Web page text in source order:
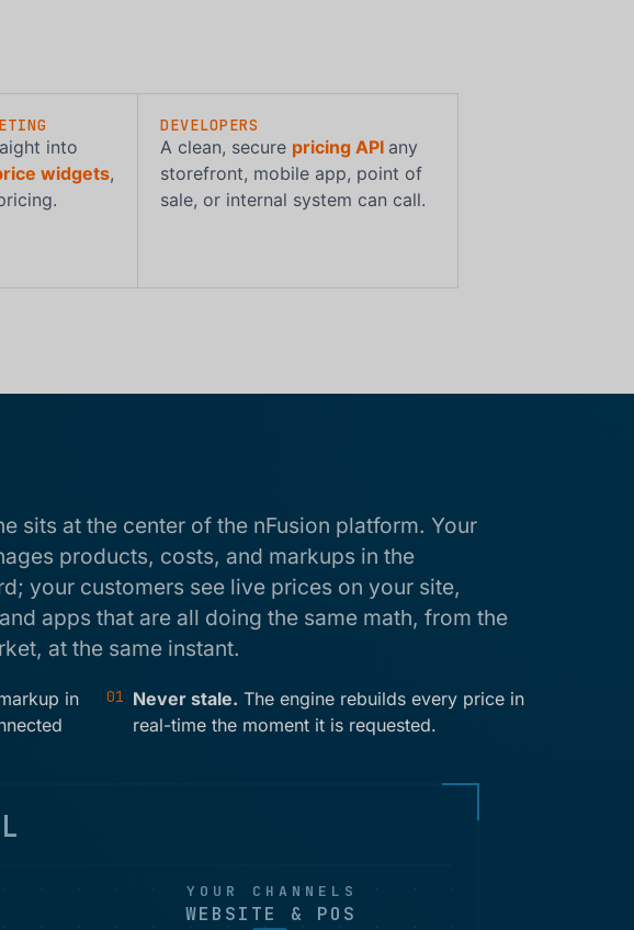
into
widgets,
DEVELOPERS
A clean, secure pricing API any
storefront, mobile app, point of
sale, or internal system can call.
sits at the center of the nFusion platform. Your
products, costs, and markups in the
your customers see live prices on your site,
apps that are all doing the same math, from the
at the same instant.
in
01 Never stale. The engine rebuilds every price in
real-time the moment it is requested.
YOUR CHANNELS
WEBSITE & POS